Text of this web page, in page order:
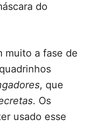
do
muito a fase de
, que
. Os
usado esse